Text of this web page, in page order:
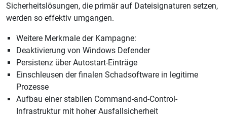
Sicherheitslösungen, die primär auf Dateisignaturen setzen,
werden so effektiv umgangen.
Weitere Merkmale der Kampagne:
Deaktivierung von Windows Defender
Persistenz über Autostart-Einträge
Einschleusen der finalen Schadsoftware in legitime
Prozesse
Aufbau einer stabilen Command-and-Control-
Infrastruktur mit hoher Ausfallsicherheit